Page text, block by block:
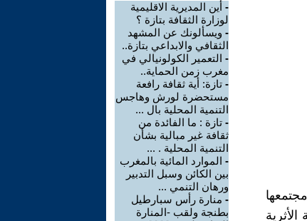
- أين المديرية الاقليمية
لوزارة الثقافة بتازة ؟
- ويسألونك عن المشهد
الثقافي والابداعي بتازة..
- التعمير الكولونيالي في
مغرب زمن الحماية..
- تازة: أية ثقافة رافعة
مستحضرة لورش وهاجس
التنمية المحلية بال ...
- تازة : ما الفائدة من
ثقافة غير مبالية بشأن
التنمية المحلية . ...
- الموارد المائية بالمغرب
بين الكائن وسبل التدبير
ورهان التنمي ...
- منارة رأس سبارطيل
بطنجة ولقب -المنارة